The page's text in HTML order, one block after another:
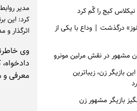
مدیر
کرد: این
اثرگذار
وی
معرفی و
کیج را گُم کرد
درگذشت | وداع با یکی از
مشهور در نقش مرلین مونرو
بازیگر زن، زیباترین
بازیگر مشهور زن